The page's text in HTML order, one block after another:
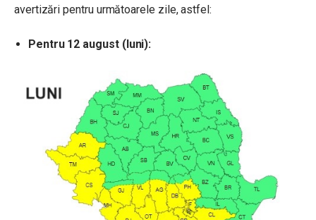
avertizări pentru următoarele zile, astfel:
Pentru 12 august (luni):